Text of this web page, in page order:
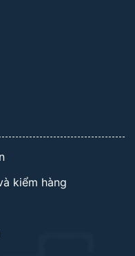
kiểm hàng